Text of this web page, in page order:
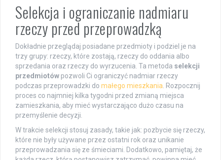
Selekcja i ograniczanie nadmiaru
rzeczy przed przeprowadzką
Dokładnie przeglądaj posiadane przedmioty i podziel je na
trzy grupy: rzeczy, które zostają, rzeczy do oddania albo
sprzedania oraz rzeczy do wyrzucenia. Ta metoda selekcji
przedmiotów pozwoli Ci ograniczyć nadmiar rzeczy
podczas przeprowadzki do małego mieszkania . Rozpocznij
proces co najmniej kilka tygodni przed zmianą miejsca
zamieszkania, aby mieć wystarczająco dużo czasu na
przemyślenie decyzji.
W trakcie selekcji stosuj zasady, takie jak: pozbycie się rzeczy,
które nie były używane przez ostatni rok oraz unikanie
przeprowadzania się ze śmieciami. Dodatkowo, pamiętaj, że